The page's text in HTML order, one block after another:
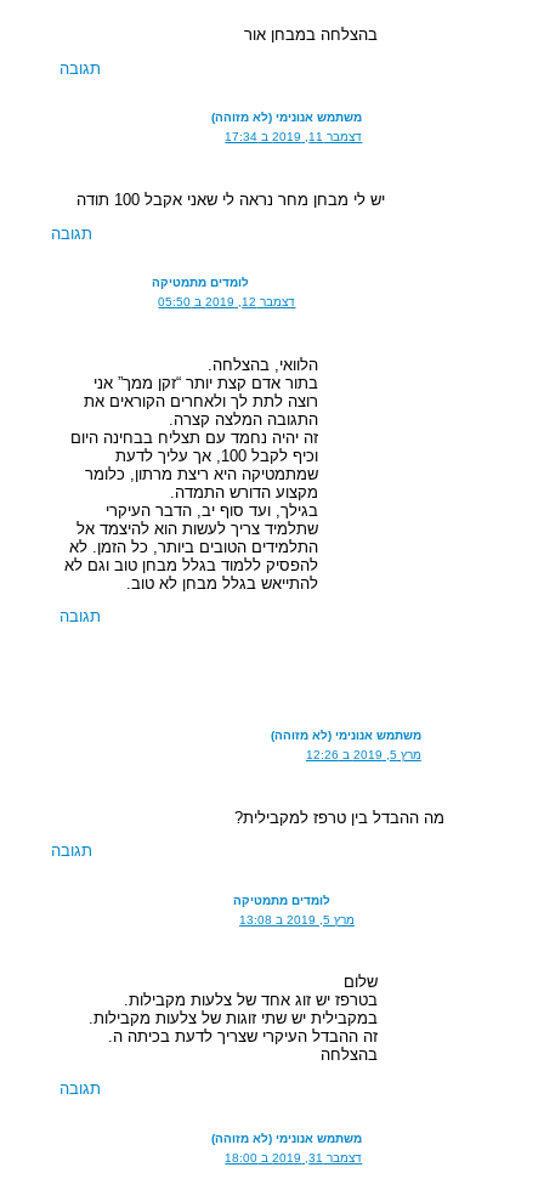
בהצלחה במבחן אור
תגובה
משתמש אנונימי (לא מזוהה)
דצמבר 11, 2019 ב 17:34
יש לי מבחן מחר נראה לי שאני אקבל 100 תודה
תגובה
לומדים מתמטיקה
דצמבר 12, 2019 ב 05:50
הלוואי, בהצלחה.
בתור אדם קצת יותר “זקן ממך” אני
רוצה לתת לך ולאחרים הקוראים את
התגובה המלצה קצרה.
זה יהיה נחמד עם תצליח בבחינה היום
וכיף לקבל 100, אך עליך לדעת
שמתמטיקה היא ריצת מרתון, כלומר
מקצוע הדורש התמדה.
בגילך, ועד סוף יב, הדבר העיקרי
שתלמיד צריך לעשות הוא להיצמד אל
התלמידים הטובים ביותר, כל הזמן. לא
להפסיק ללמוד בגלל מבחן טוב וגם לא
להתייאש בגלל מבחן לא טוב.
תגובה
משתמש אנונימי (לא מזוהה)
מרץ 5, 2019 ב 12:26
מה ההבדל בין טרפז למקבילית?
תגובה
לומדים מתמטיקה
מרץ 5, 2019 ב 13:08
שלום
בטרפז יש זוג אחד של צלעות מקבילות.
במקבילית יש שתי זוגות של צלעות מקבילות.
זה ההבדל העיקרי שצריך לדעת בכיתה ה.
בהצלחה
תגובה
משתמש אנונימי (לא מזוהה)
דצמבר 31, 2019 ב 18:00